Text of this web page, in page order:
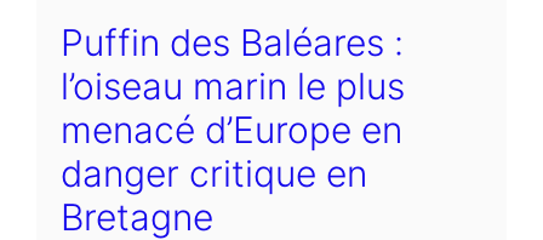
Puffin des Baléares :
l’oiseau marin le plus
menacé d’Europe en
danger critique en
Bretagne